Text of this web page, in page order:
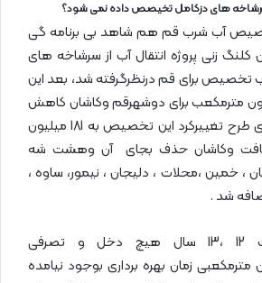
های دزکامل تخیصص داده نمی شود؟
آب شرب قم هم شاهد بی برنامه گی
زنی پروژه انتقال آب از سرشاخه های
تخصیص برای قم درنظرگرفته شد، بعد این
به 230میلیون مترمکعب برای دوشهرقم وکاشان کاهش
یافت و بعد که سیمای طرح تغییرکرد این تخصیص به 181 میلیون
وکاشان حذف بجای آن وهشت شه
، خمین ،محلات ، دلیجان ، نیمور، ساوه ،
شد .
متاسفانه با گذشت 12 ،13 سال هیچ دخل و تصرفی
مترمکعبی زمان بهره برداری بوجود نیامده